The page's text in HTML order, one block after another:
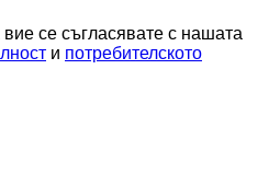
се съгласявате с нашата
и потребителското